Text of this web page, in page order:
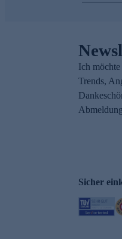
Ich
Trends,
Sicher